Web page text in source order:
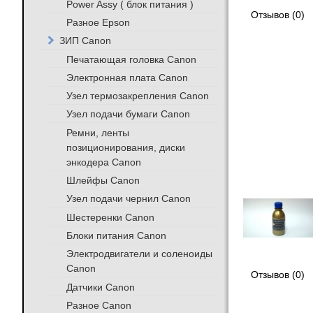
Отзывов (0)
Отзывов (0)
Power Assy ( блок питания )
Разное Epson
ЗИП Canon
Печатающая головка Canon
Электронная плата Canon
Узел термозакрепления Canon
Узел подачи бумаги Canon
Ремни, ленты
позиционирования, диски
энкодера Canon
Шлейфы Canon
Узел подачи чернил Canon
Шестеренки Canon
Блоки питания Canon
Электродвигатели и соленоиды
Canon
Датчики Canon
Разное Canon